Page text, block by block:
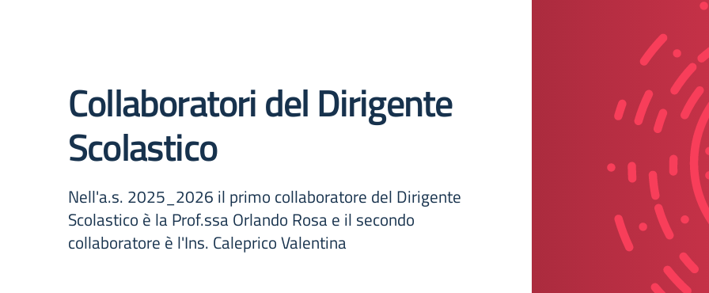
Collaboratori del Dirigente
Scolastico
Nell'a.s. 2025_2026 il primo collaboratore del Dirigente
Scolastico è la Prof.ssa Orlando Rosa e il secondo
collaboratore è l'Ins. Caleprico Valentina